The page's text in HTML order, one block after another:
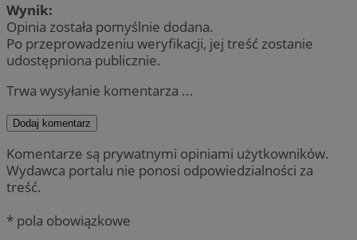
Wynik:
Opinia została pomyślnie dodana.
Po przeprowadzeniu weryfikacji, jej treść zostanie
udostępniona publicznie.
Trwa wysyłanie komentarza ...
Dodaj komentarz
Komentarze są prywatnymi opiniami użytkowników.
Wydawca portalu nie ponosi odpowiedzialności za
treść.
* pola obowiązkowe